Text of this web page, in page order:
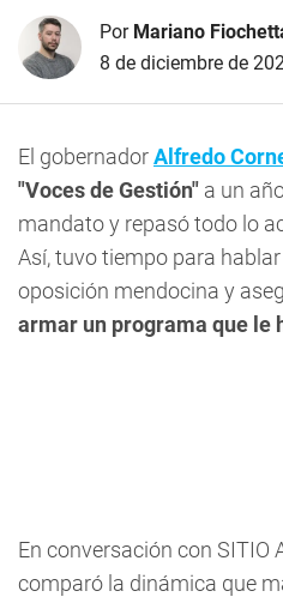
Por Mariano
8 de diciembre de
El gobernadorAlfredo
"Voces de Gestión" a un
mandato y repasó todo lo
Así, tuvo tiempo para
oposición mendocina y
armar un programa que le
En conversación con SITIO
comparó la dinámica que